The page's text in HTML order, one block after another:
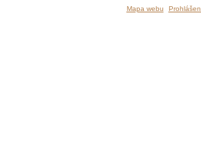
Mapa webu